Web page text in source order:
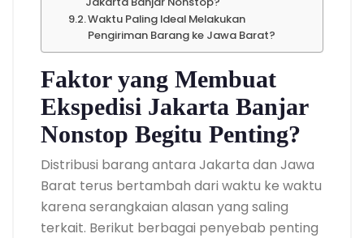
Waktu Paling Ideal Melakukan
Pengiriman Barang ke Jawa Barat?
Faktor yang Membuat
Ekspedisi Jakarta Banjar
Nonstop Begitu Penting?
Distribusi barang antara Jakarta dan Jawa
Barat terus bertambah dari waktu ke waktu
karena serangkaian alasan yang saling
terkait. Berikut berbagai penyebab penting